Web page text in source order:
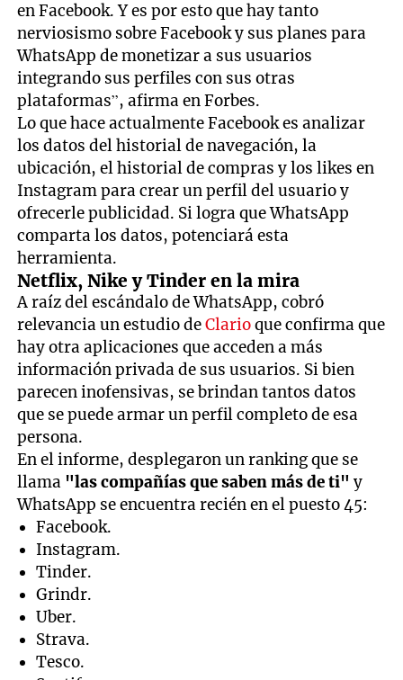
en Facebook. Y es por esto que hay tanto
nerviosismo sobre Facebook y sus planes para
WhatsApp de monetizar a sus usuarios
integrando sus perfiles con sus otras
plataformas”, afirma en Forbes.
Lo que hace actualmente Facebook es analizar
los datos del historial de navegación, la
ubicación, el historial de compras y los likes en
Instagram para crear un perfil del usuario y
ofrecerle publicidad. Si logra que WhatsApp
comparta los datos, potenciará esta
herramienta.
Netflix, Nike y Tinder en la mira
A raíz del escándalo de WhatsApp, cobró
relevancia un estudio deClarioque confirma que
hay otra aplicaciones que acceden a más
información privada de sus usuarios. Si bien
parecen inofensivas, se brindan tantos datos
que se puede armar un perfil completo de esa
persona.
En el informe, desplegaron un ranking que se
llama "las compañías que saben más de ti" y
WhatsApp se encuentra recién en el puesto 45:
Facebook.
Instagram.
Tinder.
Grindr.
Uber.
Strava.
Tesco.